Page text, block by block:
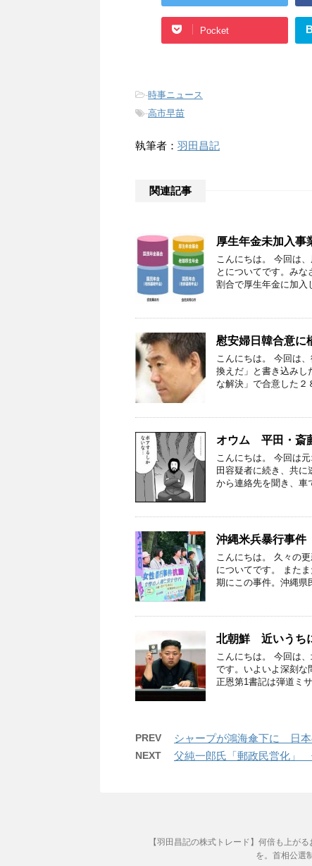
Pocket
-時事ニュース
-高市早苗
執筆者： 羽田昌記
関連記事
厚生年金未加入
こんにちは。 今回は
とについてです。み
割合で厚生年金に加
慰安婦日韓合意に
こんにちは。 今回は
換えだ」と書き込み
な解決」で合意した
オウム 平田・斎
こんにちは。 今回は
田容疑者に続き、共
から連絡先を聞き、
沖縄米兵暴行事件
こんにちは。 久々の
についてです。 また
期にこの事件。沖縄
北朝鮮 近いうち
こんにちは。 今回は
です。いよいよ深刻な
正恩第1書記は弾道ミ
PREV シャープが鴻海傘下に 日本
NEXT 父純一郎氏「郵政民営化」
【羽田昌記の株式トレード】何倍も上が
を。首相公選